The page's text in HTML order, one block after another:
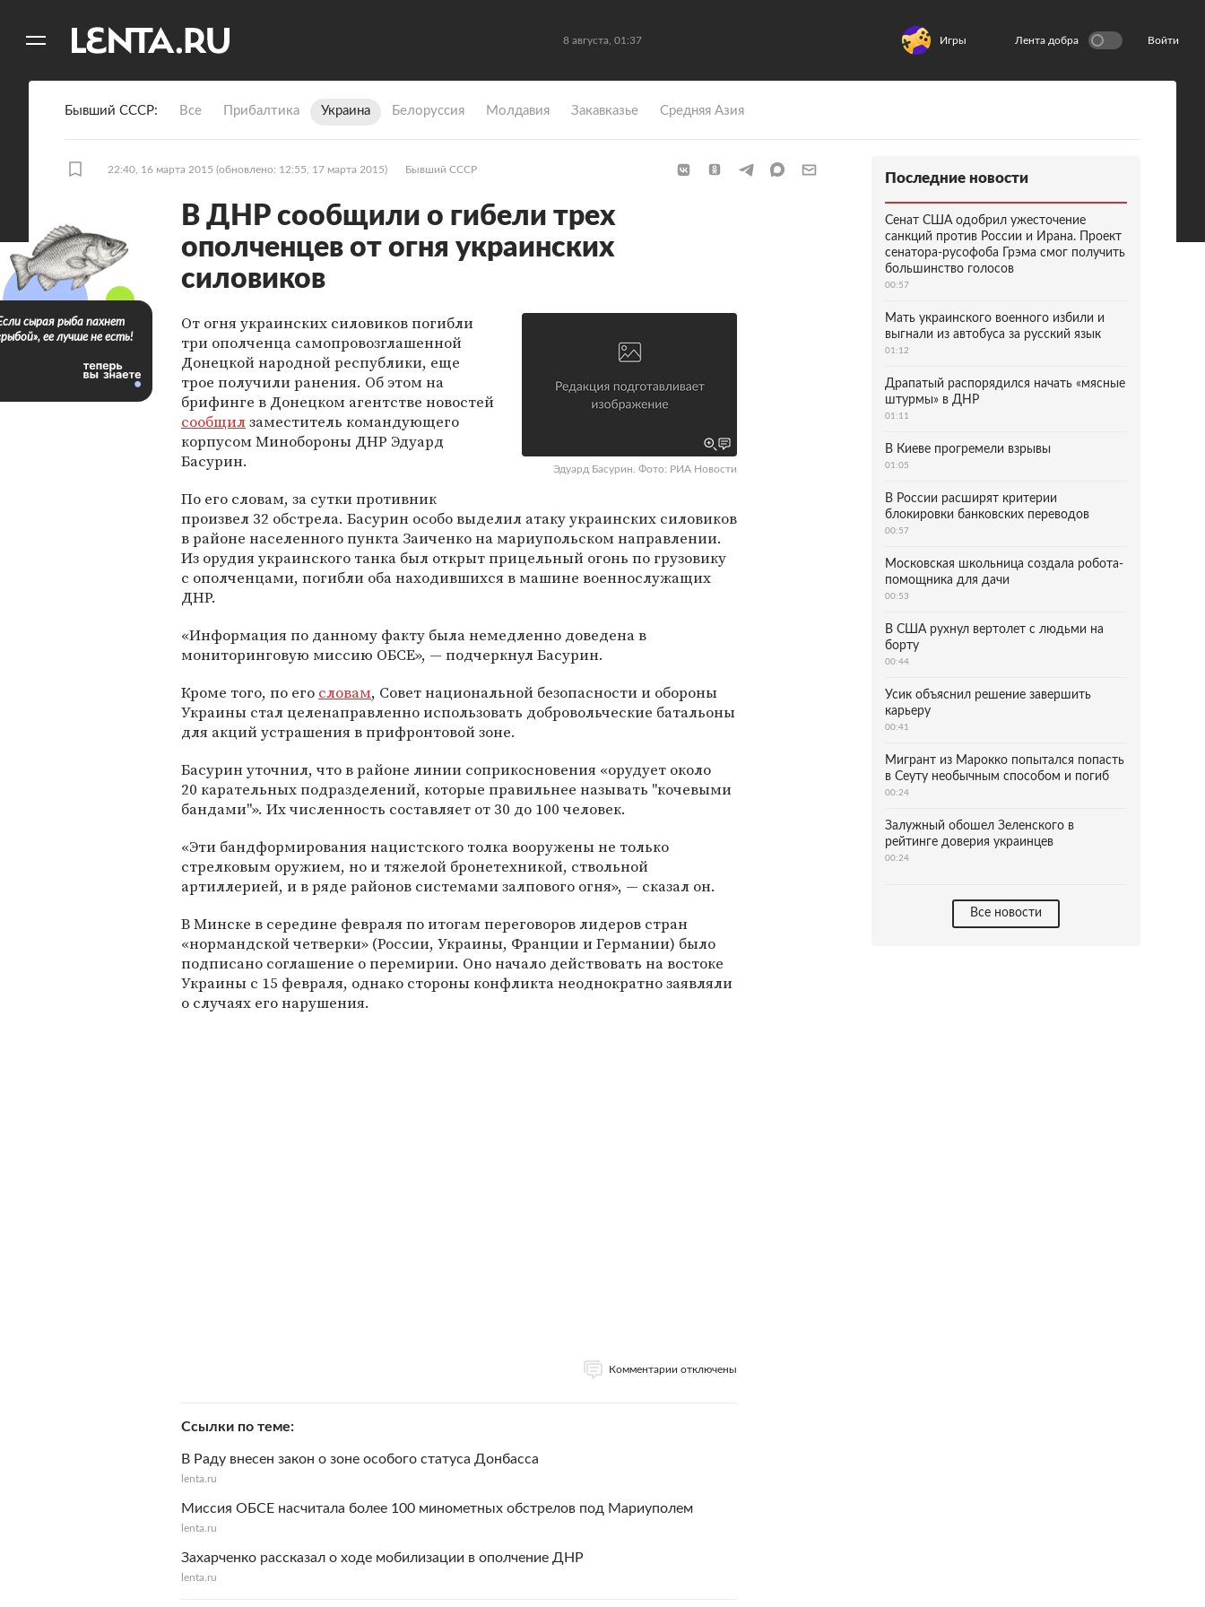
8 августа, 01:37 Игры Лента добра Войти
Бывший СССР Все Прибалтика Украина Белоруссия Молдавия Закавказье Средняя Азия
22:40, 16 марта 2015 (обновлено: 12:55, 17 марта 2015) Бывший СССР
В ДНР сообщили о гибели трех
ополченцев от огня украинских
силовиков
Эдуард Басурин. Фото: РИА Новости
От огня украинских силовиков погибли
три ополченца самопровозглашенной
Донецкой народной республики, еще
трое получили ранения. Об этом на
брифинге в Донецком агентстве новостей
сообщилзаместитель командующего
корпусом Минобороны ДНР Эдуард
Басурин.
По его словам, за сутки противник
произвел 32 обстрела. Басурин особо выделил атаку украинских силовиков
в районе населенного пункта Заиченко на мариупольском направлении.
Из орудия украинского танка был открыт прицельный огонь по грузовику
с ополченцами, погибли оба находившихся в машине военнослужащих
ДНР.
«Информация по данному факту была немедленно доведена в
мониторинговую миссию ОБСЕ», — подчеркнул Басурин.
Кроме того, по его словам, Совет национальной безопасности и обороны
Украины стал целенаправленно использовать добровольческие батальоны
для акций устрашения в прифронтовой зоне.
Басурин уточнил, что в районе линии соприкосновения «орудует около
20 карательных подразделений, которые правильнее называть "кочевыми
бандами"». Их численность составляет от 30 до 100 человек.
«Эти бандформирования нацистского толка вооружены не только
стрелковым оружием, но и тяжелой бронетехникой, ствольной
артиллерией, и в ряде районов системами залпового огня», — сказал он.
В Минске в середине февраля по итогам переговоров лидеров стран
«нормандской четверки» (России, Украины, Франции и Германии) было
подписано соглашение о перемирии. Оно начало действовать на востоке
Украины с 15 февраля, однако стороны конфликта неоднократно заявляли
о случаях его нарушения.
Комментарии отключены
Ссылки по теме
В Раду внесен закон о зоне особого статуса Донбасса
lenta.ru
Миссия ОБСЕ насчитала более 100 минометных обстрелов под Мариуполем
lenta.ru
Захарченко рассказал о ходе мобилизации в ополчение ДНР
lenta.ru
сырая рыба пахнет
ее лучше не есть!
Последние новости
Сенат США одобрил ужесточение
санкций против России и Ирана. Проект
сенатора-русофоба Грэма смог получить
большинство голосов
00:57
Мать украинского военного избили и
выгнали из автобуса за русский язык
01:12
Драпатый распорядился начать «мясные
штурмы» в ДНР
01:11
В Киеве прогремели взрывы
01:05
В России расширят критерии
блокировки банковских переводов
00:57
Московская школьница создала робота-
помощника для дачи
00:53
В США рухнул вертолет с людьми на
борту
00:44
Усик объяснил решение завершить
карьеру
00:41
Мигрант из Марокко попытался попасть
в Сеуту необычным способом и погиб
00:24
Залужный обошел Зеленского в
рейтинге доверия украинцев
00:24
Все новости